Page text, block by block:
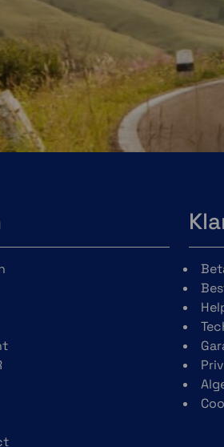
en
Geniet van afslag-
voor-afslag navigatie
voor het rijden over
onverharde wegen en
paden met behulp van
Adventure Roads en
Trails kaartinhoud,
samengesteld uit